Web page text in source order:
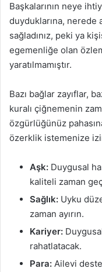
Başkalarının neye
duyduklarına, nerede
sağladınız, peki ya
egemenliğe olan
yaratılmamıştır.
Bazı bağlar zayıflar,
kuralı çiğnemenin
özgürlüğünüz
özerklik istemenize
Aşk: Duygusal
kaliteli zaman
Sağlık: Uyku
zaman ayırın.
Kariyer:
rahatlatacak.
Para: Ailevi